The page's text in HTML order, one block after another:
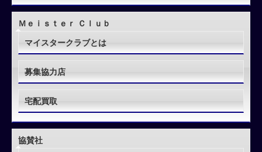
Ｍｅｉｓｔｅｒ Ｃｌｕｂ
マイスタークラブとは
募集協力店
宅配買取
協賛社